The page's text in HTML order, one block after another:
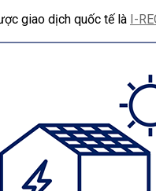
giao dịch quốc tế là I-